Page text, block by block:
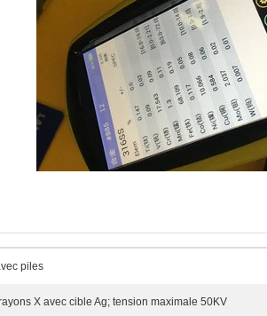
piles
X avec cible Ag; tension maximale 50KV